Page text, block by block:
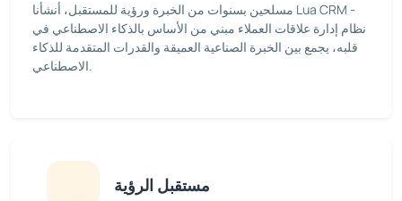
مسلحين بسنوات من الخبرة ورؤية للمستقبل، أنشأنا Lua CRM -
نظام إدارة علاقات العملاء مبني من الأساس بالذكاء الاصطناعي في
قلبه، يجمع بين الخبرة الصناعية العميقة والقدرات المتقدمة للذكاء
الاصطناعي.
مستقبل الرؤية